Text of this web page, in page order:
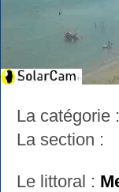
La catégorie :
La section :
Le littoral :